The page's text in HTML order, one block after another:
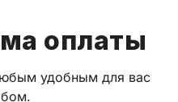
оплаты
удобным для вас